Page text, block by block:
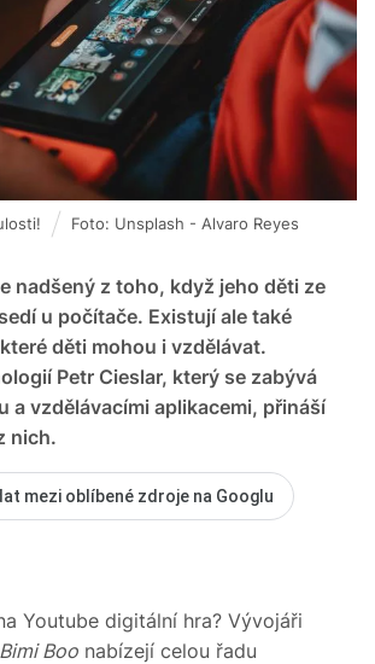
nadšený z toho, když jeho děti ze
u počítače. Existují ale také
děti mohou i vzdělávat.
Petr Cieslar, který se zabývá
a vzdělávacími aplikacemi, přináší
nich.
Foto: Unsplash - Alvaro Reyes
mezi oblíbené zdroje na Googlu
Youtube digitální hra? Vývojáři
Bimi Boo nabízejí celou řadu